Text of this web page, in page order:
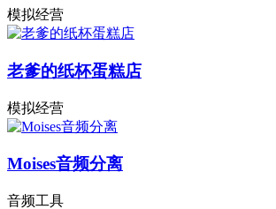
模拟经营
老爹的纸杯蛋糕店
模拟经营
Moises音频分离
音频工具